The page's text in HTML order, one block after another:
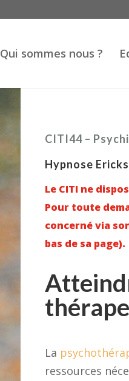
Qui sommes nous ?
CITI44 –
Hypnose
Le CITI ne
Pour toute
concerné via
bas de sa page).
La
ressources